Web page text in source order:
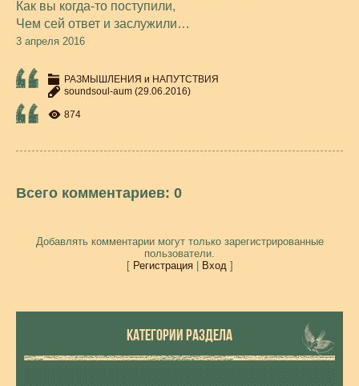
Как вы когда-то поступили,
Чем сей ответ и заслужили…
3 апреля 2016
РАЗМЫШЛЕНИЯ и НАПУТСТВИЯ
soundsoul-aum (29.06.2016)
874
Всего комментариев: 0
Добавлять комментарии могут только зарегистрированные
пользователи.
[ Регистрация| Вход]
КАТЕГОРИИ РАЗДЕЛА